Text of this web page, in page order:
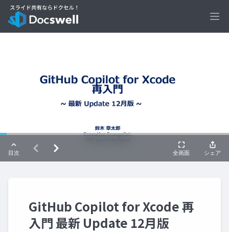
GitHub Copilot for Xcode 再
入門 最新 Update 12月版